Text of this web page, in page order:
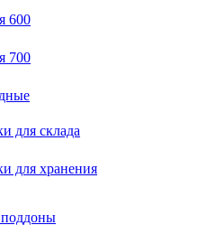
600
700
для склада
для хранения